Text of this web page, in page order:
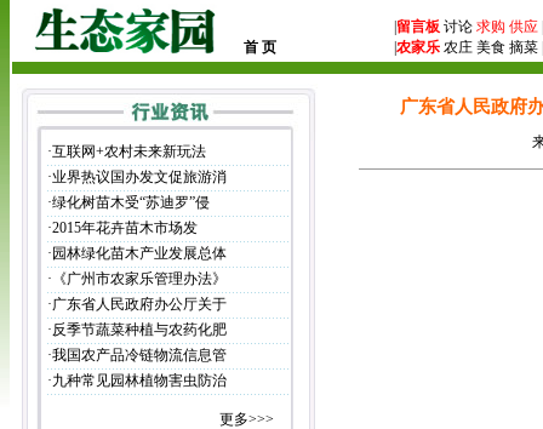
首 页
留言板 讨论 求购 供应
农家乐 农庄 美食 摘菜 |
·互联网+农村未来新玩法
·业界热议国办发文促旅游消
·绿化树苗木受“苏迪罗”侵
·2015年花卉苗木市场发
· 园林绿化苗木产业发展总体
· 《广州市农家乐管理办法》
·广东省人民政府办公厅关于
·反季节蔬菜种植与农药化肥
·我国农产品冷链物流信息管
·九种常见园林植物害虫防治
更多>>>
广东省人民政府